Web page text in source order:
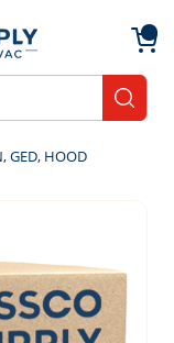
GED, HOOD